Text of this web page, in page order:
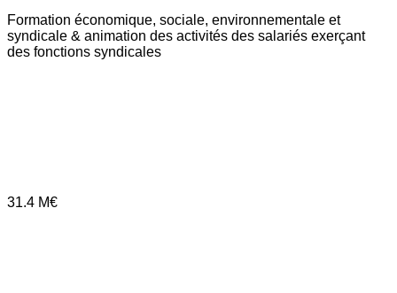
Formation économique, sociale, environnementale et
syndicale & animation des activités des salariés exerçant
des fonctions syndicales
31.4 M€